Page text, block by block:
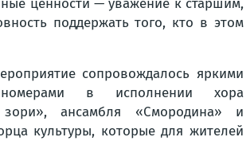
ценности — уважение к старшим,
поддержать того, кто в этом
сопровождалось яркими
в исполнении хора
зори», ансамбля «Смородина» и
культуры, которые для жителей